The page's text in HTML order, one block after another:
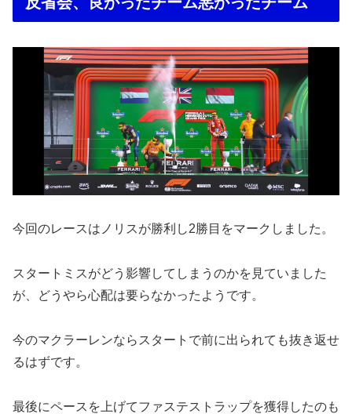
今回のレースはノリスが勝利し2勝目をマークしました。
スタートミスがどう影響してしまうのかを見ていました
が、どうやら心配は要らなかったようです。
今のマクラーレンならスタートで前に出られても抜き返せ
るはずです。
最後にペースを上げてファステストラップを獲得したのも